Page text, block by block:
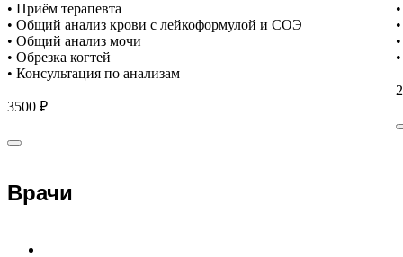
• Приём терапевта
• Общий анализ крови с лейкоформулой и СОЭ
• Общий анализ мочи
• Обрезка когтей
• Консультация по анализам
3500 ₽
Врачи